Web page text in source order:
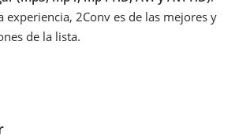
experiencia, 2Conv es de las mejores y
de la lista.